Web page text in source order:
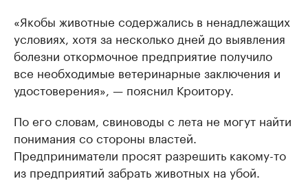
«Якобы животные содержались в ненадлежащих
условиях, хотя за несколько дней до выявления
болезни откормочное предприятие получило
все необходимые ветеринарные заключения и
удостоверения», — пояснил Кроитору.
По его словам, свиноводы с лета не могут найти
понимания со стороны властей.
Предприниматели просят разрешить какому-то
из предприятий забрать животных на убой.